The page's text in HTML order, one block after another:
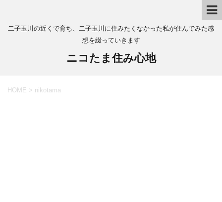
二子玉川の近くで育ち、二子玉川に住みたくなかった私が住んでみた感
想を綴っていきます
ニコたま住み心地
HOME > nikotama